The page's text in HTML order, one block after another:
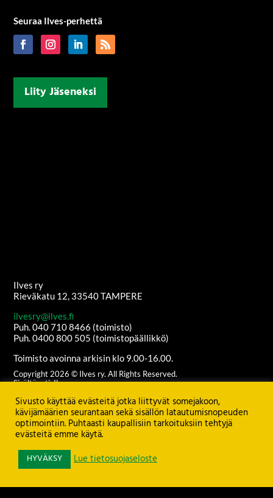
Seuraa Ilves-perhettä
Liity Jäseneksi
Ilves ry
Rieväkatu 12, 33540 TAMPERE
ilvesry@ilves.fi
Puh. 040 710 8466 (toimisto)
Puh. 0400 800 505 (toimistopäällikkö)
Toimisto avoinna arkisin klo 9.00-16.00.
Copyright 2026 © Ilves ry. All Rights Reserved.
Sisältöanti: Ilves ry
Palvelimen ylläpito:Seravo Oy
KatsoTIETOSUOJASELOSTE
Sivusto käyttää evästeitä jotka liittyvät somejakoon,
kävijämäärien seurantaan sekä sisällön latautumisnopeuden
optimointiin. Puhtaasti kaupallisiin tarkoituksiin tehtyjä
evästeitä emme käytä.
HYVÄKSY
Lue tietosuojaseloste